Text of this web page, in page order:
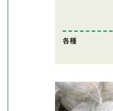
各種